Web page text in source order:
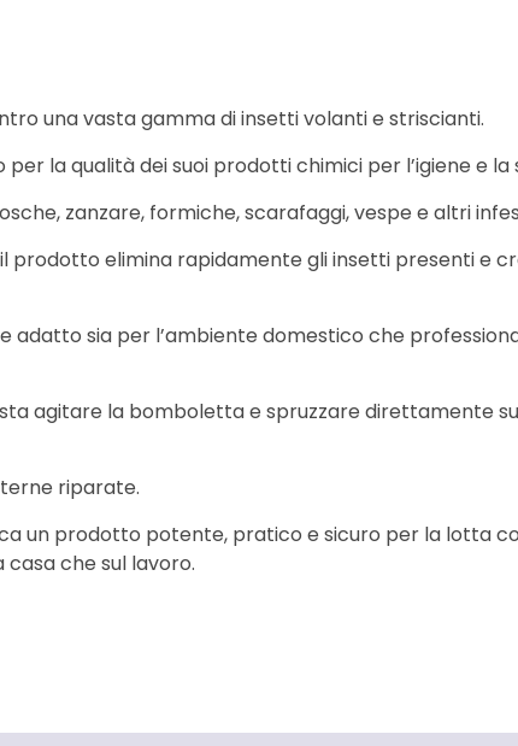
una vasta gamma di insetti volanti e striscianti.
la qualità dei suoi prodotti chimici per l’igiene e la
zanzare, formiche, scarafaggi, vespe e altri
prodotto elimina rapidamente gli insetti presenti e
adatto sia per l’ambiente domestico che
agitare la bomboletta e spruzzare direttamente
riparate.
un prodotto potente, pratico e sicuro per la lotta
che sul lavoro.